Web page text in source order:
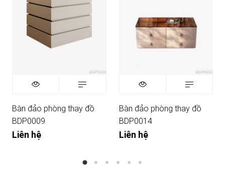
Bàn đảo phòng thay đồ
BDP0009
Liên hệ
Bàn đảo phòng thay đồ
BDP0014
Liên hệ